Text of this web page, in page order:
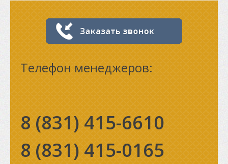
Телефон менеджеров:
8 (831) 415-6610
8 (831) 415-0165